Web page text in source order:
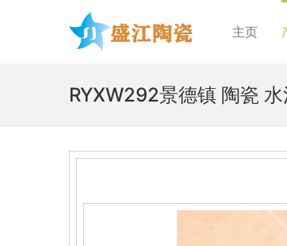
主页
RYXW292景德镇 陶瓷